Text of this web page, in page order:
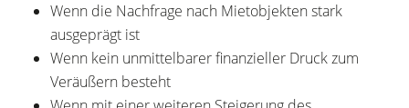
Wenn die Nachfrage nach Mietobjekten stark
ausgeprägt ist
Wenn kein unmittelbarer finanzieller Druck zum
Veräußern besteht